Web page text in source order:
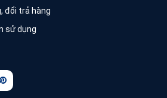
đổi trả hàng
sử dụng